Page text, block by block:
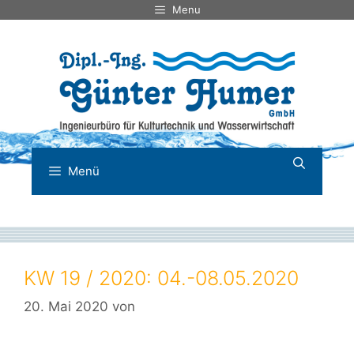
Menu
Menü
KW 19 / 2020: 04.-08.05.2020
20. Mai 2020 von